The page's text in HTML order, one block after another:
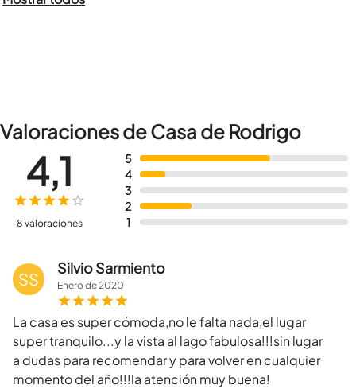
Valoraciones de Casa de Rodrigo
5
4
3
2
1
4,1
8 valoraciones
SS
Silvio Sarmiento
Enerode2020
La casa es super cómoda,no le falta nada,el lugar
super tranquilo...y la vista al lago fabulosa!!!sin lugar
a dudas para recomendar y para volver en cualquier
momento del año!!!la atención muy buena!